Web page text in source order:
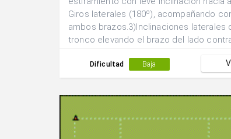
Giros laterales (180º), acompañando
ambos brazos.3)Inclinaciones laterales
tronco elevando el brazo del lado
buscando alternativamente con ambos
extendidos ambas piernas y una
Dificultad Baja